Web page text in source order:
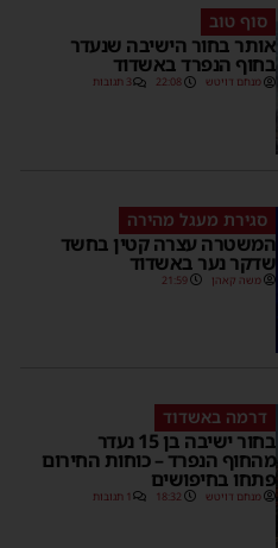
סוף טוב
אותר בחור הישיבה שנעדר
בחוף הנפרד באשדוד
מנחם דויטש 22:08 3 תגובות
סגירת מעגל מהירה
המשטרה עצרה קטין בחשד
שדקר נער באשדוד
משה קאהן 21:59
דרמה באשדוד
בחור ישיבה בן 15 נעדר
מהחוף הנפרד – כוחות החירום
פתחו בחיפושים
מנחם דויטש 18:32 1 תגובות